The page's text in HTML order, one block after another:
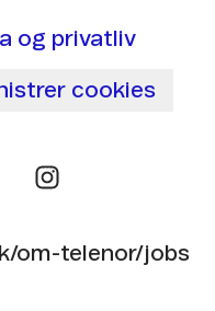
og privatliv
cookies
om-telenor/jobs